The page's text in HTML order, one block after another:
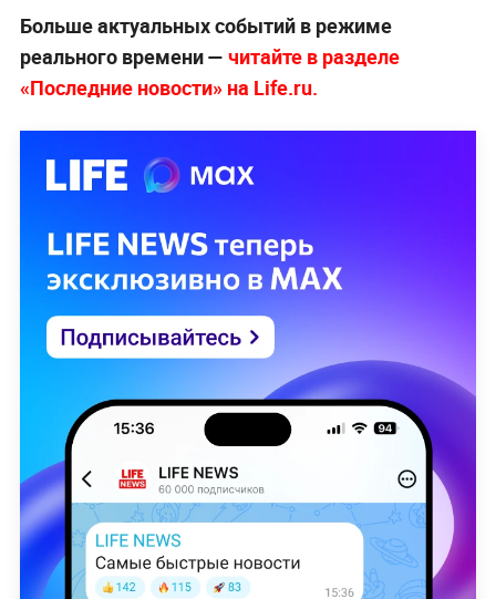
Больше актуальных событий в режиме
реального времени — читайте в разделе
«Последние новости» на Life.ru.